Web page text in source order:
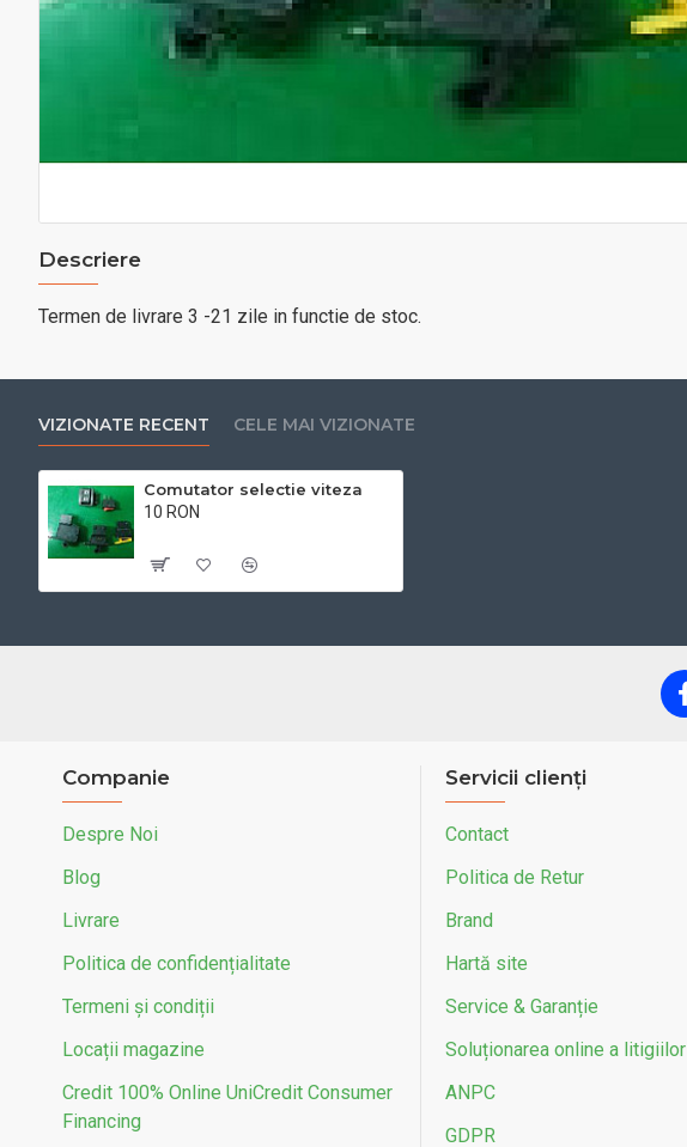
Descriere
Termen de livrare 3 -21 zile in functie de stoc.
VIZIONATE RECENT CELE MAI VIZIONATE
Comutator selectie viteza
10 RON
Companie
Despre Noi
Blog
Livrare
Politica de confidențialitate
Termeni și condiții
Locații magazine
Credit 100% Online UniCredit Consumer
Financing
Servicii clienți
Contact
Politica de Retur
Brand
Hartă site
Service & Garanție
Soluționarea online a litigiilor
ANPC
GDPR